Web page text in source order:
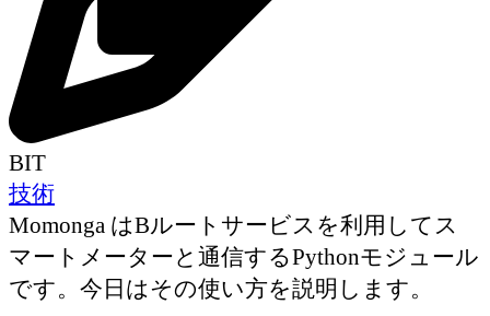
BIT
技術
Momonga はBルートサービスを利用してス
マートメーターと通信するPythonモジュール
です。今日はその使い方を説明します。